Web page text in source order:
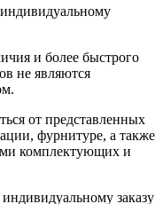
и более быстрого
не являются
от представленных
фурнитуре, а также
комплектующих и
заказу